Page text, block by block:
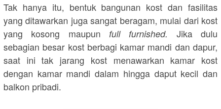
Tak hanya itu, bentuk bangunan kost dan fasilitas
yang ditawarkan juga sangat beragam, mulai dari kost
yang kosong maupun full furnished. Jika dulu
sebagian besar kost berbagi kamar mandi dan dapur,
saat ini tak jarang kost menawarkan kamar kost
dengan kamar mandi dalam hingga daput kecil dan
balkon pribadi.